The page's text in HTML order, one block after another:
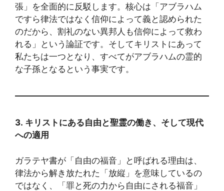
張」を全面的に反駁します。核心は「アブラハム
ですら律法ではなく信仰によって義と認められた
のだから、割礼のない異邦人も信仰によって救わ
れる」という論証です。そしてキリストにあって
私たちは一つとなり、すべてがアブラハムの霊的
な子孫となるという事実です。
3. キリストにある自由と聖霊の働き、そして現代
への適用
ガラテヤ書が「自由の福音」と呼ばれる理由は、
律法から解き放たれた「放縦」を意味しているの
ではなく、「罪と死の力から自由にされる福音」